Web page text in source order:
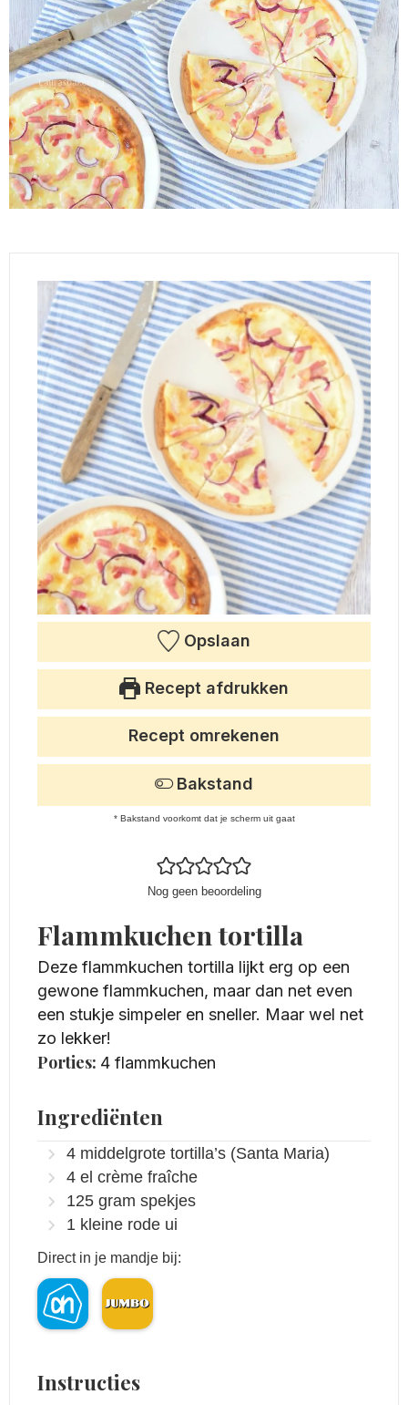
Opslaan
Recept afdrukken
Nog geen beoordeling
Recept omrekenen
Bakstand
* Bakstand voorkomt dat je scherm uit gaat
Flammkuchen tortilla
Deze flammkuchen tortilla lijkt erg op een
gewone flammkuchen, maar dan net even
een stukje simpeler en sneller. Maar wel net
zo lekker!
Porties: 4 flammkuchen
Ingrediënten
4 middelgrote tortilla’s (Santa Maria)
4 el crème fraîche
125 gram spekjes
1 kleine rode ui
Direct in je mandje bij:
Instructies